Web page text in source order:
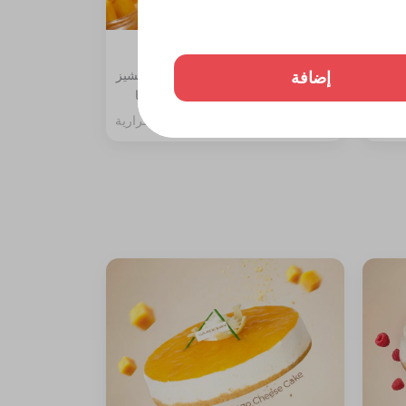
جلي
تشيز كيك مانجو قطعة
المكونات: طبقة بسكوت دايجستف والتشيز
مع سبونج الفانيليا مغطاة بصوص المنجا
إضافة